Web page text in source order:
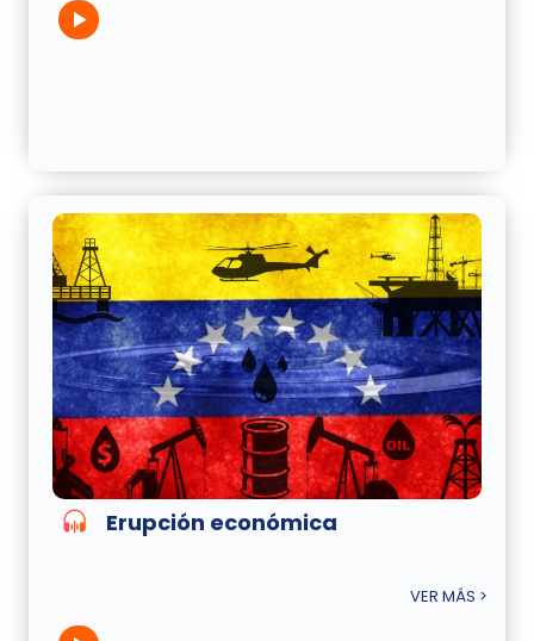
Erupción económica
VER MÁS >